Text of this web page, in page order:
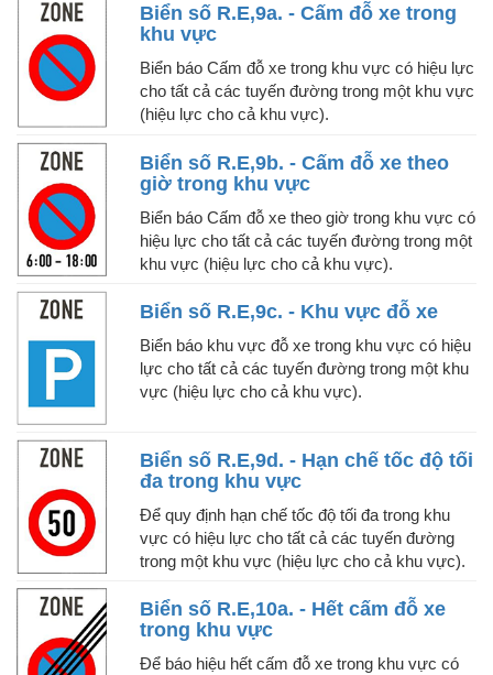
Biển số R.E,9a. - Cấm đỗ xe trong
khu vực
Biển báo Cấm đỗ xe trong khu vực có hiệu lực
cho tất cả các tuyến đường trong một khu vực
(hiệu lực cho cả khu vực).
Biển số R.E,9b. - Cấm đỗ xe theo
giờ trong khu vực
Biển báo Cấm đỗ xe theo giờ trong khu vực có
hiệu lực cho tất cả các tuyến đường trong một
khu vực (hiệu lực cho cả khu vực).
Biển số R.E,9c. - Khu vực đỗ xe
Biển báo khu vực đỗ xe trong khu vực có hiệu
lực cho tất cả các tuyến đường trong một khu
vực (hiệu lực cho cả khu vực).
Biển số R.E,9d. - Hạn chế tốc độ tối
đa trong khu vực
Để quy định hạn chế tốc độ tối đa trong khu
vực có hiệu lực cho tất cả các tuyến đường
trong một khu vực (hiệu lực cho cả khu vực).
Biển số R.E,10a. - Hết cấm đỗ xe
trong khu vực
Để báo hiệu hết cấm đỗ xe trong khu vực có